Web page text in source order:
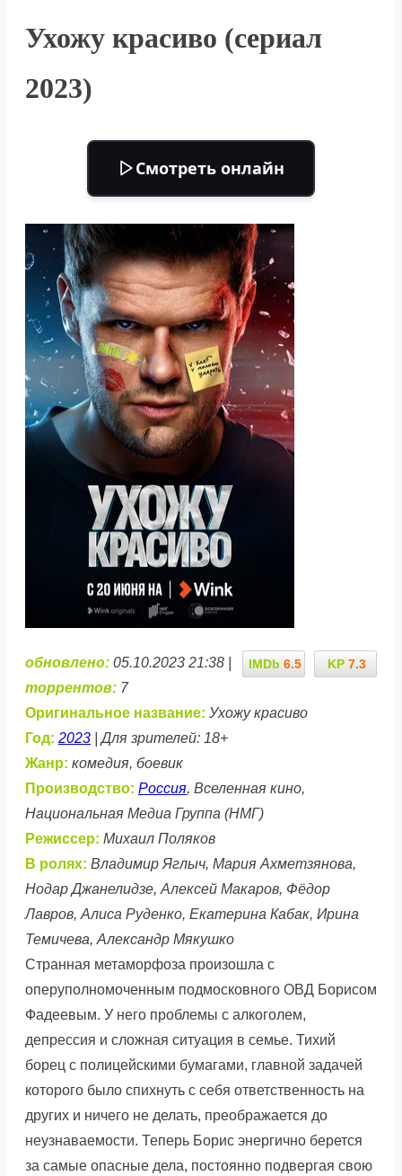
Ухожу красиво (сериал
2023)
Смотреть онлайн
KP 7.3
IMDb 6.5
обновлено: 05.10.2023 21:38 |
торрентов: 7
Оригинальное название: Ухожу красиво
Год: 2023 | Для зрителей: 18+
Жанр: комедия, боевик
Производство: Россия, Вселенная кино,
Национальная Медиа Группа (НМГ)
Режиссер: Михаил Поляков
В ролях: Владимир Яглыч, Мария Ахметзянова,
Нодар Джанелидзе, Алексей Макаров, Фёдор
Лавров, Алиса Руденко, Екатерина Кабак, Ирина
Темичева, Александр Мякушко
Странная метаморфоза произошла с
оперуполномоченным подмосковного ОВД Борисом
Фадеевым. У него проблемы с алкоголем,
депрессия и сложная ситуация в семье. Тихий
борец с полицейскими бумагами, главной задачей
которого было спихнуть с себя ответственность на
других и ничего не делать, преображается до
неузнаваемости. Теперь Борис энергично берется
за самые опасные дела, постоянно подвергая свою